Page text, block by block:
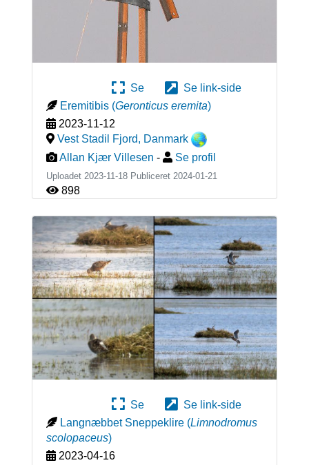
Se
Se link-side
Eremitibis (Geronticus eremita)
2023-11-12
Vest Stadil Fjord, Danmark
Allan Kjær Villesen - Se profil
Uploadet 2023-11-18 Publiceret 2024-01-21
898
Se
Se link-side
Langnæbbet Sneppeklire (Limnodromus
scolopaceus)
2023-04-16